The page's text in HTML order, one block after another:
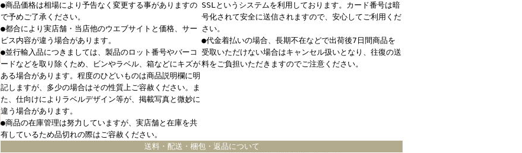
●商品価格は相場により予告なく変更する事がありますの
で予めご了承ください。
●都合により実店舗・当店他のウエブサイトと価格、サー
ビス内容が違う場合があります。
●並行輸入品につきましては、製品のロット番号やバーコ
ードなどを取り除くため、ビンやラベル、箱などにキズが
ある場合があります。程度のひどいものは商品説明欄に明
記しますが、多少の場合はその性質上ご容赦ください。ま
た、仕向けによりラベルデザイン等が、掲載写真と微妙に
違う場合があります。
●商品の在庫管理は努力していますが、実店舗と在庫を共
有しているため品切れの際はご容赦ください。
SSLというシステムを利用しております。カード番号は暗
号化されて安全に送信されますので、安心してご利用くだ
さい。
●代金着払いの場合、長期不在などで出荷後7日間商品を
受取いただけない場合はキャンセル扱いとなり、往復の送
料をご負担いただきますのでご注意ください。
送料・配送・梱包・返品について